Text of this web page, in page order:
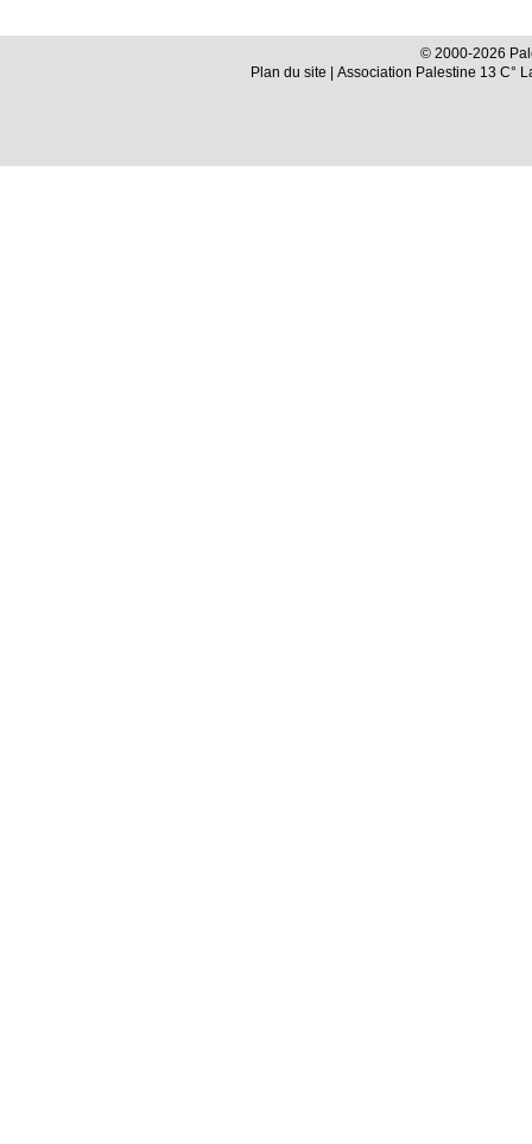
© 2000-2026
Plan du site | Association Palestine 13 C°